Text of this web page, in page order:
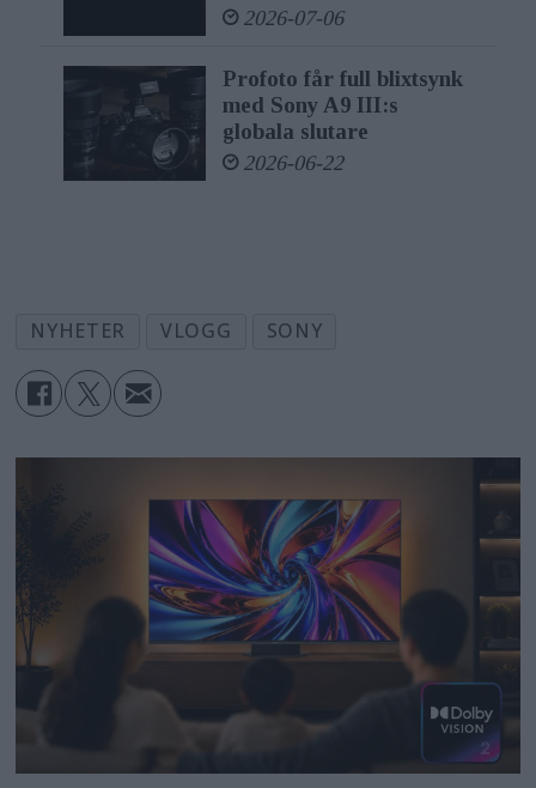
2026-07-06
Profoto får full blixtsynk
med Sony A9 III:s
globala slutare
2026-06-22
NYHETER VLOGG SONY